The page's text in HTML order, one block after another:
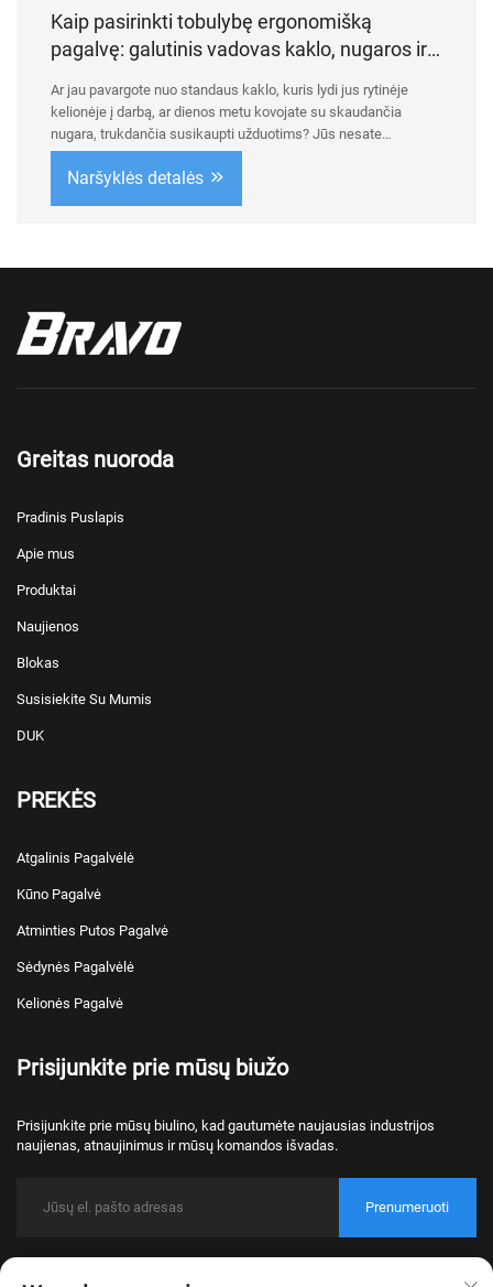
Kaip pasirinkti tobulybę ergonomišką
pagalvę: galutinis vadovas kaklo, nugaros ir
Ar jau pavargote nuo standaus kaklo, kuris lydi jus rytinėje
kelionėje į darbą, ar dienos metu kovojate su skaudančia
nugara, trukdančia susikaupti užduotims? Jūs nesate
vieninteliai. Šiandienos greitame pasaulyje – kai dauguma
darbo vietų reikalauja sėdėti prie stalo, l...
Naršyklės detalės
Greitas nuoroda
Pradinis Puslapis
Apie mus
Produktai
Naujienos
Blokas
Susisiekite Su Mumis
DUK
PREKĖS
Atgalinis Pagalvėlė
Kūno Pagalvė
Atminties Putos Pagalvė
Sėdynės Pagalvėlė
Kelionės Pagalvė
Prisijunkite prie mūsų biužo
Prisijunkite prie mūsų biulino, kad gautumėte naujausias industrijos
naujienas, atnaujinimus ir mūsų komandos išvadas.
Prenumeruoti